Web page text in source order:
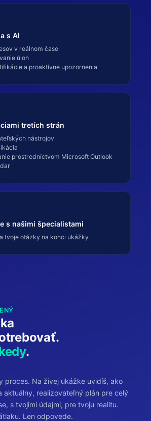
s AI
v reálnom čase
úloh
a proaktívne upozornenia
tretích strán
nástrojov
prostredníctvom Microsoft Outlook
s našimi špecialistami
tvoje otázky na konci ukážky
.
proces. Na živej ukážke uvidíš, ako
aktuálny, realizovateľný plán pre celý
s tvojimi údajmi, pre tvoju realitu.
Len odpovede.